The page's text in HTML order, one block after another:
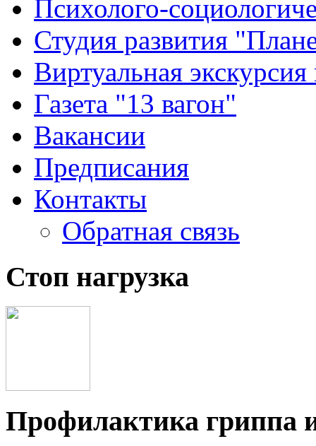
Психолого-
Студия развития
Виртуальная
Газета "13 вагон"
Вакансии
Предписания
Контакты
Обратная связь
Стоп нагрузка
Профилактика